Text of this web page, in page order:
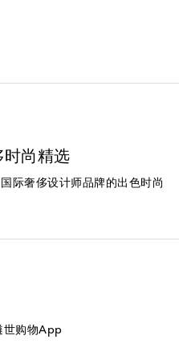
时尚精选
际奢侈设计师品牌的出色时尚
世购物App